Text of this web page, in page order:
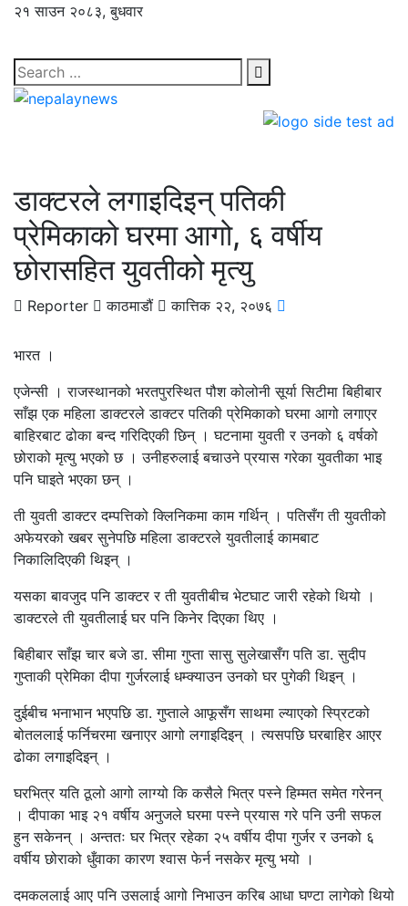
२१ साउन २०८३, बुधवार
डाक्टरले लगाइदिइन् पतिकी
प्रेमिकाको घरमा आगो, ६ वर्षीय
छोरासहित युवतीको मृत्यु
Reporter काठमाडौं कात्तिक २२, २०७६
भारत ।
एजेन्सी । राजस्थानको भरतपुरस्थित पौश कोलोनी सूर्या सिटीमा बिहीबार
साँझ एक महिला डाक्टरले डाक्टर पतिकी प्रेमिकाको घरमा आगो लगाएर
बाहिरबाट ढोका बन्द गरिदिएकी छिन् । घटनामा युवती र उनको ६ वर्षको
छोराको मृत्यु भएको छ । उनीहरुलाई बचाउने प्रयास गरेका युवतीका भाइ
पनि घाइते भएका छन् ।
ती युवती डाक्टर दम्पत्तिको क्लिनिकमा काम गर्थिन् । पतिसँग ती युवतीको
अफेयरको खबर सुनेपछि महिला डाक्टरले युवतीलाई कामबाट
निकालिदिएकी थिइन् ।
यसका बावजुद पनि डाक्टर र ती युवतीबीच भेटघाट जारी रहेको थियो ।
डाक्टरले ती युवतीलाई घर पनि किनेर दिएका थिए ।
बिहीबार साँझ चार बजे डा. सीमा गुप्ता सासु सुलेखासँग पति डा. सुदीप
गुप्ताकी प्रेमिका दीपा गुर्जरलाई धम्क्याउन उनको घर पुगेकी थिइन् ।
दुईबीच भनाभान भएपछि डा. गुप्ताले आफूसँग साथमा ल्याएको स्प्रिटको
बोतललाई फर्निचरमा खनाएर आगो लगाइदिइन् । त्यसपछि घरबाहिर आएर
ढोका लगाइदिइन् ।
घरभित्र यति ठूलो आगो लाग्यो कि कसैले भित्र पस्ने हिम्मत समेत गरेनन्
। दीपाका भाइ २१ वर्षीय अनुजले घरमा पस्ने प्रयास गरे पनि उनी सफल
हुन सकेनन् । अन्ततः घर भित्र रहेका २५ वर्षीय दीपा गुर्जर र उनको ६
वर्षीय छोराको धुँवाका कारण श्वास फेर्न नसकेर मृत्यु भयो ।
दमकललाई आए पनि उसलाई आगो निभाउन करिब आधा घण्टा लागेको थियो